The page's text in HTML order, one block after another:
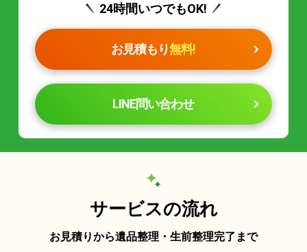
24時間いつでもOK!
お見積もり無料!
LINE問い合わせ
サービスの流れ
お見積りから遺品整理・生前整理完了まで